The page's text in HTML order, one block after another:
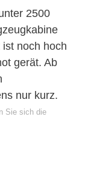
2500
noch hoch
gerät. Ab
nur kurz.
Sie sich die